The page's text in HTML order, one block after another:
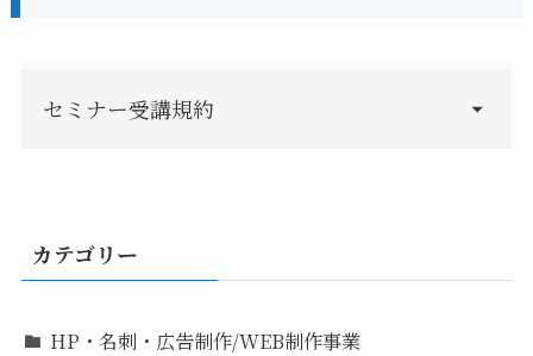
セミナー受講規約
カテゴリー
HP・名刺・広告制作/WEB制作事業